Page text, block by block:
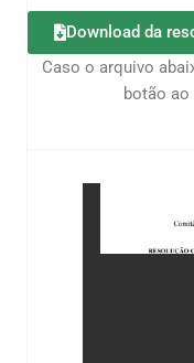
Download da
Caso o arquivo
botão